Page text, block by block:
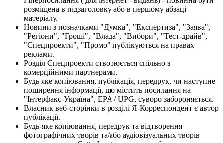
розміщена в підзаголовку або в першому абзаці
матеріалу.
Новини з позначками "Думка", "Експертиза", "Заява",
"Регіони", "Гроші", "Влада", "Вибори", "Тест-драйв",
"Спецпроекти", "Промо" публікуються на правах
реклами.
Розділ Спецпроекти створюється спільно з
комерційними партнерами.
Будь яке копіювання, публікація, передрук, чи наступне
поширення інформації, що містить посилання на
"Інтерфакс-Україна", EPA / UPG, суворо забороняється.
Власник веб-сторінки в розділі Я-Корреспондент є автор
публікації.
Будь-яке копіювання, передрук та відтворення
фотографічних творів та/або аудіовізуальних творів